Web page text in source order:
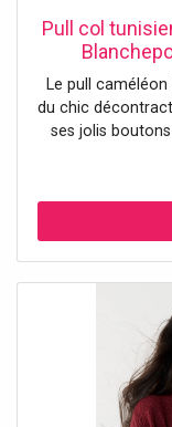
Pull col
Le pull
du chic
ses jolis
essentiel à
avec boutons